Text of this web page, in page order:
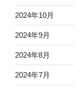
2024年10月
2024年9月
2024年8月
2024年7月